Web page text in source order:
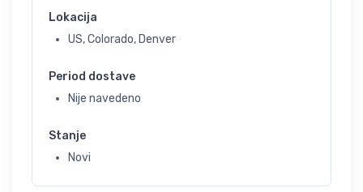
Lokacija
US, Colorado, Denver
Period dostave
Nije navedeno
Stanje
Novi